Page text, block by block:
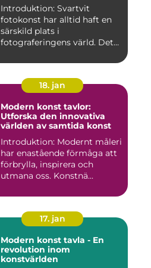
Introduktion: Svartvit
fotokonst har alltid haft en
särskild plats i
fotograferingens värld. Det
18. jan
Modern konst tavlor:
Utforska den innovativa
världen av samtida konst
Introduktion: Modernt måleri
har enastående förmåga att
förbrylla, inspirera och
utmana oss. Konstnä...
17. jan
Modern konst tavla - En
revolution inom
konstvärlden